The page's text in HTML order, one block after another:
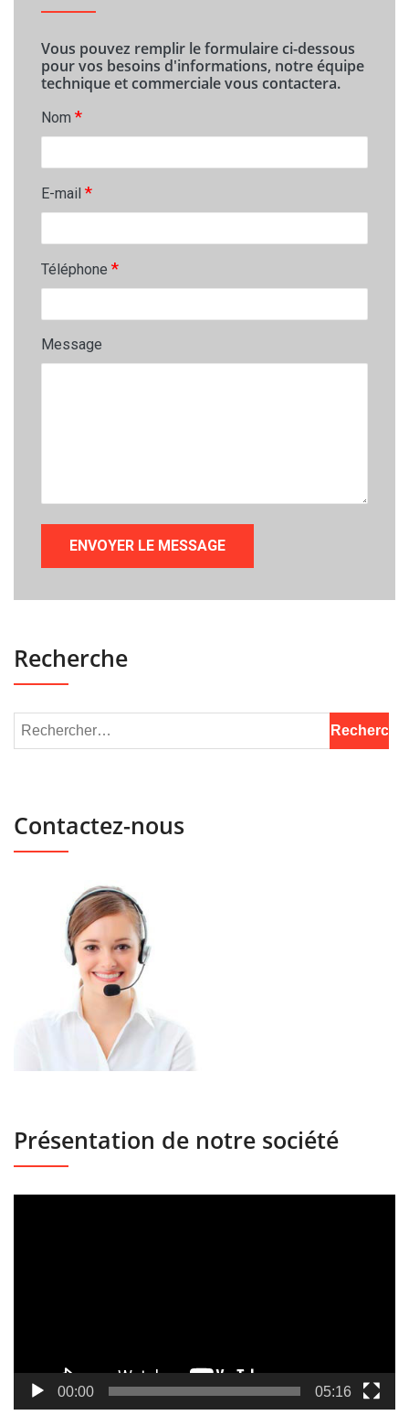
Vous pouvez remplir le formulaire ci-dessous
pour vos besoins d'informations, notre équipe
technique et commerciale vous contactera.
Nom *
E-mail *
Téléphone *
Message
Recherche
Contactez-nous
Présentation de notre société
00:00 05:16